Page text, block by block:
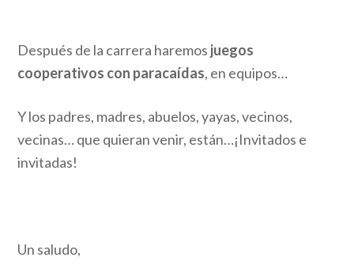
Después de la carrera haremos juegos
cooperativos con paracaídas, en equipos…
Y los padres, madres, abuelos, yayas, vecinos,
vecinas… que quieran venir, están…¡Invitados e
invitadas!
Un saludo,